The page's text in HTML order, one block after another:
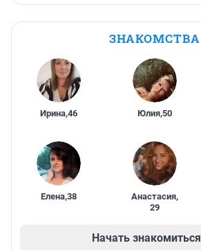
ЗНАКОМСТВА
Ирина,46 Юлия,50
Елена,38 Анастасия,
29
Начать знакомиться